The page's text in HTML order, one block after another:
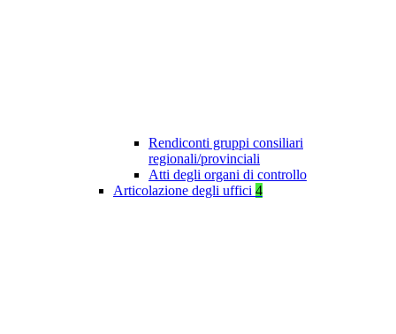
Rendiconti gruppi consiliari
regionali/provinciali
Atti degli organi di controllo
Articolazione degli uffici 4